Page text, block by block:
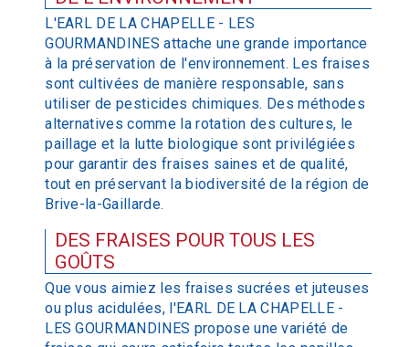
L'EARL DE LA CHAPELLE - LES
GOURMANDINES attache une grande importance
à la préservation de l'environnement. Les fraises
sont cultivées de manière responsable, sans
utiliser de pesticides chimiques. Des méthodes
alternatives comme la rotation des cultures, le
paillage et la lutte biologique sont privilégiées
pour garantir des fraises saines et de qualité,
tout en préservant la biodiversité de la région de
Brive-la-Gaillarde.
DES FRAISES POUR TOUS LES
GOÛTS
Que vous aimiez les fraises sucrées et juteuses
ou plus acidulées, l'EARL DE LA CHAPELLE -
LES GOURMANDINES propose une variété de